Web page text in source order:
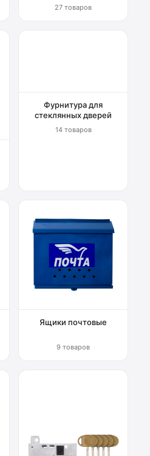
27 товаров
Фурнитура для
стеклянных дверей
14 товаров
Ящики почтовые
9 товаров